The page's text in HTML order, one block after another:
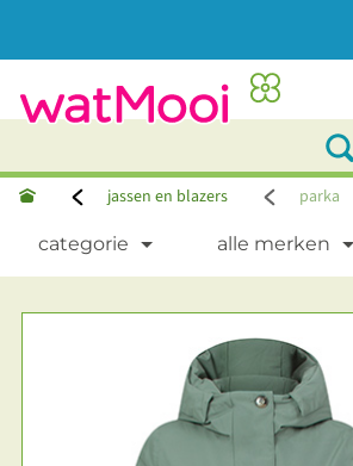
jassen en blazers parka
categorie alle merken